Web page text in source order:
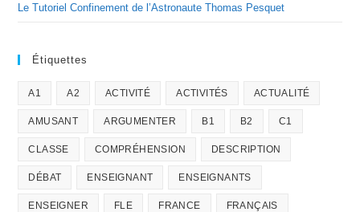
Le Tutoriel Confinement de l’Astronaute Thomas Pesquet
Étiquettes
A1 A2 ACTIVITÉ ACTIVITÉS ACTUALITÉ
AMUSANT ARGUMENTER B1 B2 C1
CLASSE COMPRÉHENSION DESCRIPTION
DÉBAT ENSEIGNANT ENSEIGNANTS
ENSEIGNER FLE FRANCE FRANÇAIS